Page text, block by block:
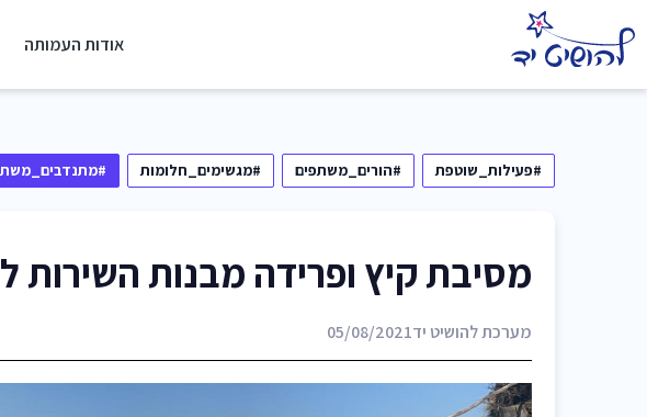
אודות העמותה
#פעילות_שוטפת #הורים_משתפים #מגשימים_חלומות
מסיבת קיץ ופרידה מבנות השירות
מערכת להושיט יד05/08/2021